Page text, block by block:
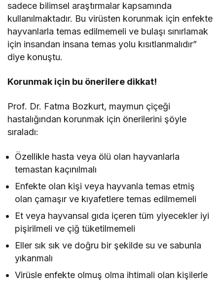
sadece bilimsel araştırmalar kapsamında
kullanılmaktadır. Bu virüsten korunmak için enfekte
hayvanlarla temas edilmemeli ve bulaşı sınırlamak
için insandan insana temas yolu kısıtlanmalıdır”
diye konuştu.
Korunmak için bu önerilere dikkat!
Prof. Dr. Fatma Bozkurt, maymun çiçeği
hastalığından korunmak için önerilerini şöyle
sıraladı:
Özellikle hasta veya ölü olan hayvanlarla
temastan kaçınılmalı
Enfekte olan kişi veya hayvanla temas etmiş
olan çamaşır ve kıyafetlere temas edilmemeli
Et veya hayvansal gıda içeren tüm yiyecekler iyi
pişirilmeli ve çiğ tüketilmemeli
Eller sık sık ve doğru bir şekilde su ve sabunla
yıkanmalı
Virüsle enfekte olmuş olma ihtimali olan kişilerle